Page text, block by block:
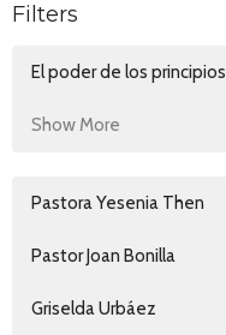
Filters
El poder de los principios
Show More
Pastora Yesenia Then
Pastor Joan Bonilla
Griselda Urbáez